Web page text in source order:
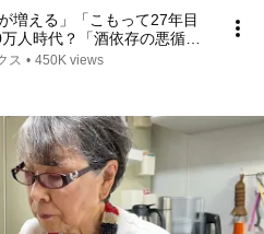
増える」「こもって27年目
人時代？「酒依存の悪循環
環が明かす実態…子ども、家
大原因、孤独死の懸念【落合
ス • 450K views